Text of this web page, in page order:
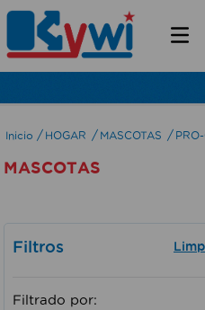
HOGAR MASCOTAS
MASCOTAS
Filtros
Filtrado por: